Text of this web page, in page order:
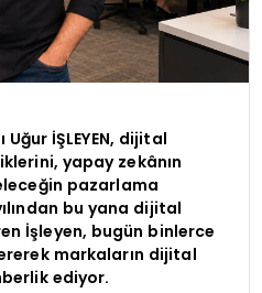
İŞLEYEN, dijital
yapay zekânın
pazarlama
bu yana dijital
İşleyen, bugün binlerce
markaların dijital
ediyor.